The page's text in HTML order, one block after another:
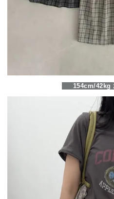
154cm/42kg